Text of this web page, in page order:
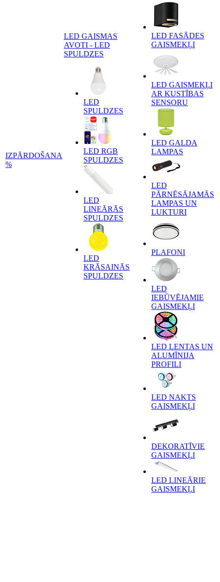
IZPĀRDOŠANA
%
LED GAISMAS
AVOTI - LED
SPULDZES
LED
SPULDZES
LED RGB
SPULDZES
LED
LINEĀRĀS
SPULDZES
LED
KRĀSAINĀS
SPULDZES
LED FASĀDES
GAISMEKĻI
LED GAISMEKĻI
AR KUSTĪBAS
SENSORU
LED GALDA
LAMPAS
LED
PĀRNĒSĀJAMĀS
LAMPAS UN
LUKTURI
PLAFONI
LED
IEBŪVĒJAMIE
GAISMEKĻI
LED LENTAS UN
ALUMĪNIJA
PROFILI
LED NAKTS
GAISMEKĻI
DEKORATĪVIE
GAISMEKĻI
LED LINEĀRIE
GAISMEKĻI